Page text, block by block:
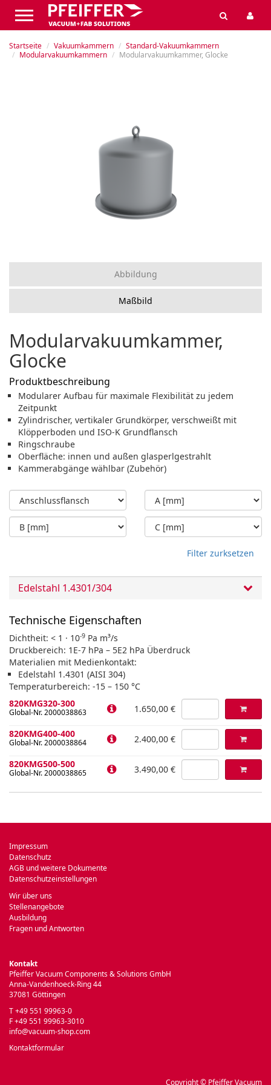
Startseite Vakuumkammern
Standard-Vakuumkammern
Modularvakuumkammern
Modularvakuumkammer, Glocke
Abbildung
Maßbild
Modularvakuumkammer,
Glocke
Produktbeschreibung
Modularer Aufbau für maximale Flexibilität zu jedem
Zeitpunkt
Zylindrischer, vertikaler Grundkörper, verschweißt mit
Klöpperboden und ISO-K Grundflansch
Ringschraube
Oberfläche: innen und außen glasperlgestrahlt
Kammerabgänge wählbar (Zubehör)
Filter zurksetzen
Edelstahl 1.4301/304
Technische Eigenschaften
Dichtheit: < 1 · 10-9 Pa m³/s
Druckbereich: 1E-7 hPa – 5E2 hPa Überdruck
Materialien mit Medienkontakt:
Edelstahl 1.4301 (AISI 304)
Temperaturbereich: -15 – 150 °C
820KMG320-300
Global-Nr. 2000038863 1.650,00 €
820KMG400-400
Global-Nr. 2000038864 2.400,00 €
820KMG500-500
Global-Nr. 2000038865 3.490,00 €
Impressum
Datenschutz
AGB und weitere Dokumente
Datenschutzeinstellungen
Wir über uns
Stellenangebote
Ausbildung
Fragen und Antworten
Kontakt
Pfeiffer Vacuum Components & Solutions GmbH
Anna-Vandenhoeck-Ring 44
37081 Göttingen
T +49 551 99963-0
F +49 551 99963-3010
info@vacuum-shop.com
Kontaktformular
Copyright © Pfeiffer Vacuum